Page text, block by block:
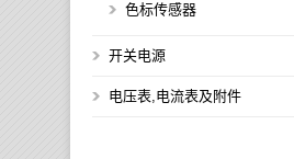
色标传感器
开关电源
电压表,电流表及附件